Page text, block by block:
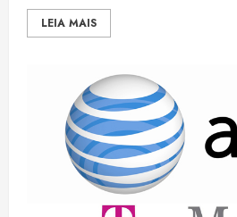
LEIA MAIS